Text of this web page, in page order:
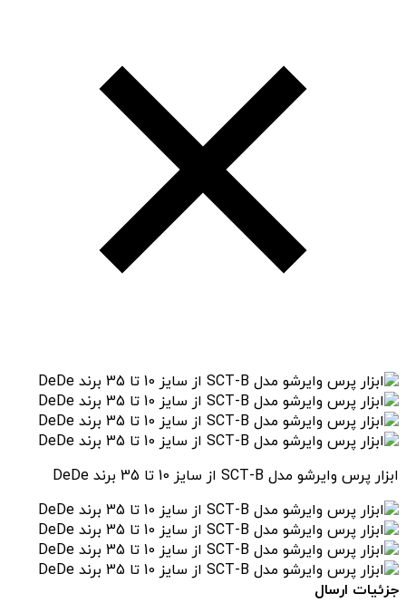
ابزار پرس وایرشو مدل SCT-B از سایز 10 تا 35 برند DeDe
جزئیات ارسال